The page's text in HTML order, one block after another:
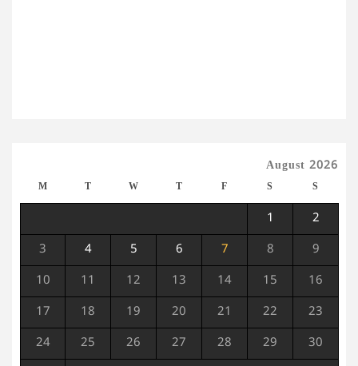
August 2026
M T W T F S S
1 2
3 4 5 6 7 8 9
10 11 12 13 14 15 16
17 18 19 20 21 22 23
24 25 26 27 28 29 30